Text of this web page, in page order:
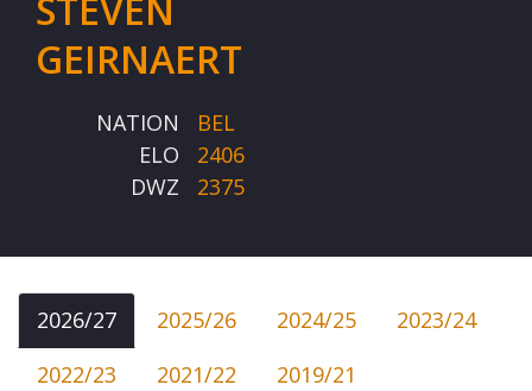
GEIRNAERT
NATION
BEL
ELO
2406
DWZ
2375
2026/27 2025/26 2024/25
2023/24
2022/23
2021/22
2019/21